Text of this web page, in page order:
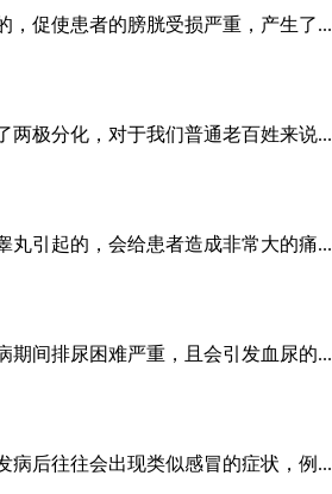
，促使患者的膀胱受损严重，产生了...
两极分化，对于我们普通老百姓来说...
丸引起的，会给患者造成非常大的痛...
期间排尿困难严重，且会引发血尿的...
病后往往会出现类似感冒的症状，例...